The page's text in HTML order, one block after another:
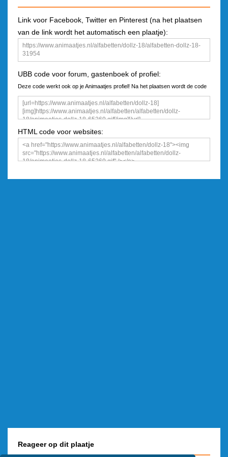
Link voor Facebook, Twitter en Pinterest (na het plaatsen
van de link wordt het automatisch een plaatje):
UBB code voor forum, gastenboek of profiel:
Deze code werkt ook op je Animaatjes profiel! Na het plaatsen wordt de code
een plaatje
HTML code voor websites:
Reageer op dit plaatje